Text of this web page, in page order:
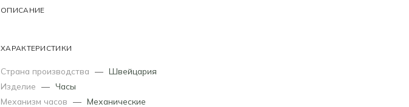
ОПИСАНИЕ
ХАРАКТЕРИСТИКИ
Страна производства — Швейцария
Изделие — Часы
Механизм часов — Механические